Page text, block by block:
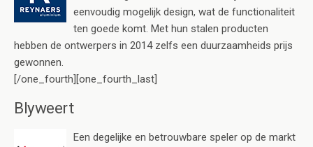
eenvoudig mogelijk design, wat de functionaliteit
ten goede komt. Met hun stalen producten
hebben de ontwerpers in 2014 zelfs een duurzaamheids prijs
gewonnen.
[/one_fourth][one_fourth_last]
Blyweert
Een degelijke en betrouwbare speler op de markt